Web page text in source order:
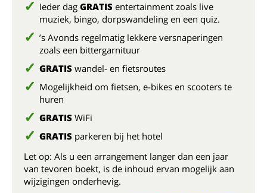
Ieder dag GRATIS entertainment zoals live
muziek, bingo, dorpswandeling en een quiz.
’s Avonds regelmatig lekkere versnaperingen
zoals een bittergarnituur
GRATIS wandel- en fietsroutes
Mogelijkheid om fietsen, e-bikes en scooters te
huren
GRATIS WiFi
GRATIS parkeren bij het hotel
Let op: Als u een arrangement langer dan een jaar
van tevoren boekt, is de inhoud ervan mogelijk aan
wijzigingen onderhevig.